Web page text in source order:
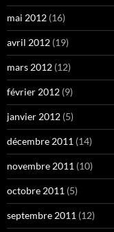
mai 2012 (16)
avril 2012 (19)
mars 2012 (12)
février 2012 (9)
janvier 2012 (5)
décembre 2011 (14)
novembre 2011 (10)
octobre 2011 (5)
septembre 2011 (12)